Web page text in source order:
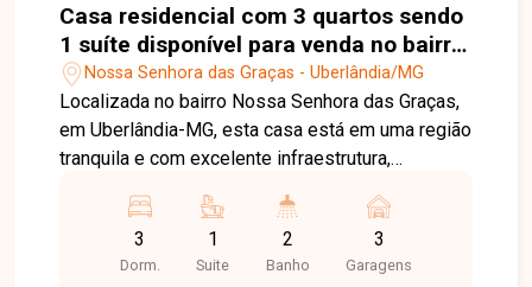
Casa residencial com 3 quartos sendo
1 suíte disponível para venda no bairro
Nossa Senhora das Graças em
Uberlândia-MG
Nossa Senhora das Graças - Uberlândia/MG
Localizada no bairro Nossa Senhora das Graças,
em Uberlândia-MG, esta casa está em uma região
tranquila e com excelente infraestrutura,
supermercados, escolas e serviços essenciais.
O bairro é ideal para quem busca praticidade,
conforto e qualidade de vida no dia a dia. A casa
3
Dorm.
1
Suite
2
Banho
3
Garagens